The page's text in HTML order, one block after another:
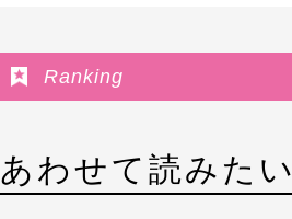
Ranking
あわせて読みたい